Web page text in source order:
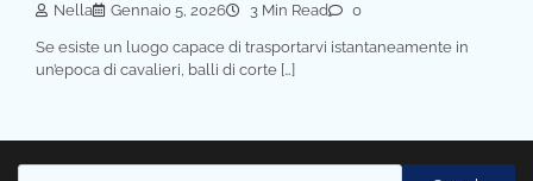
Nella Gennaio 5, 2026 3 Min Read 0
Se esiste un luogo capace di trasportarvi istantaneamente in
un’epoca di cavalieri, balli di corte […]